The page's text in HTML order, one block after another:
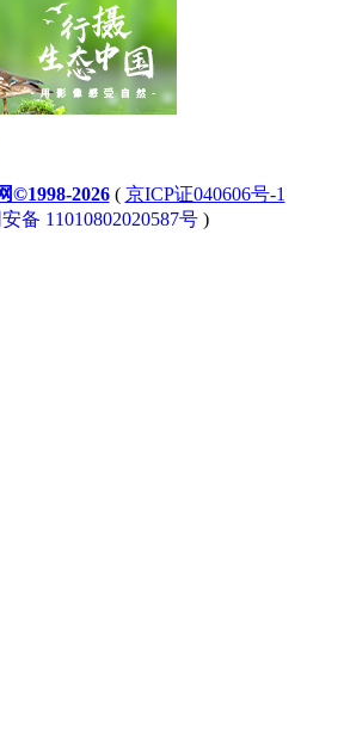
©1998-2026( 京ICP证040606号-1
备 11010802020587号)